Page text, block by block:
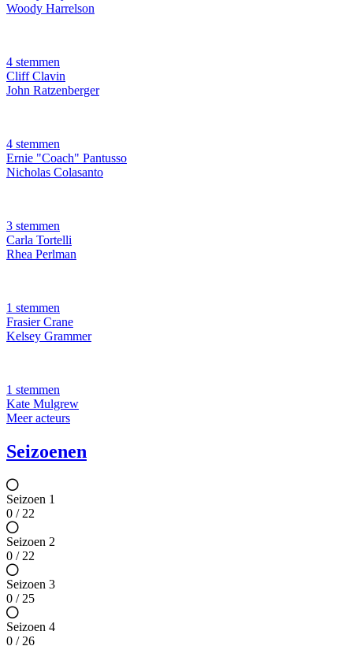
Woody Harrelson
4 stemmen
Cliff Clavin
John Ratzenberger
4 stemmen
Ernie "Coach" Pantusso
Nicholas Colasanto
3 stemmen
Carla Tortelli
Rhea Perlman
1 stemmen
Frasier Crane
Kelsey Grammer
1 stemmen
Kate Mulgrew
Meer acteurs
Seizoenen
Seizoen 1
0 / 22
Seizoen 2
0 / 22
Seizoen 3
0 / 25
Seizoen 4
0 / 26